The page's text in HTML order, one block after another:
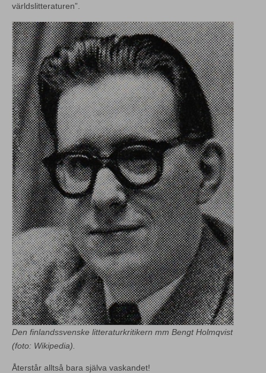
världslitteraturen”.
Den finlandssvenske litteraturkritikern mm Bengt Holmqvist
(foto: Wikipedia).
Återstår alltså bara själva vaskandet!